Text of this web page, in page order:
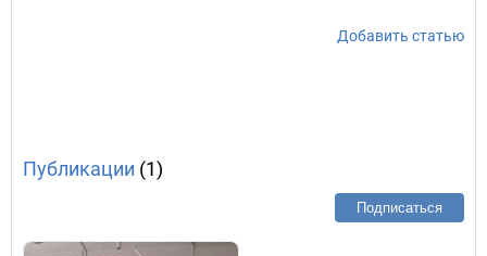
Добавить статью
Публикации (1)
Подписаться